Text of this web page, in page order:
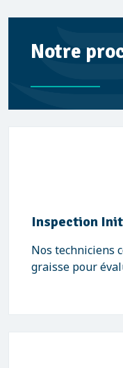
Notre
Inspection
Nos techniciens
graisse pour